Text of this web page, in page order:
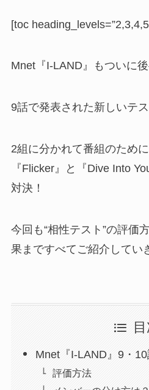
[toc
Mnet『I-LAND』もついに後
9話で発表された新しいテス
2組に分かれて番組のため
『Flicker』と『Dive Into
対決！
今回も“相性テスト”の評価
果まですべてご紹介してい
Mnet『I-LAND』9・
評価方法